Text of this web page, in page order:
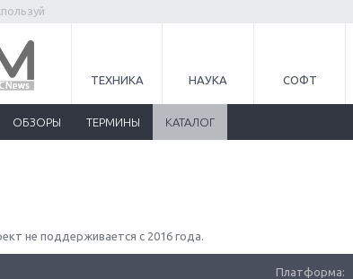
ТЕХНИКА НАУКА СОФТ
ОБЗОРЫ ТЕРМИНЫ КАТАЛОГ
не поддерживается с 2016 года.
Платформа: